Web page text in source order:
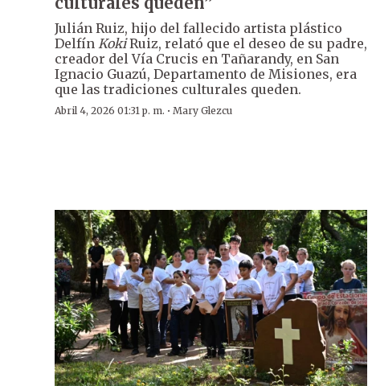
Julián Ruiz, hijo del fallecido artista plástico
Delfín KokiRuiz, relató que el deseo de su padre,
creador del Vía Crucis en Tañarandy, en San
Ignacio Guazú, Departamento de Misiones, era
que las tradiciones culturales queden.
Abril 4, 2026 01:31 p. m. · Mary Glezcu